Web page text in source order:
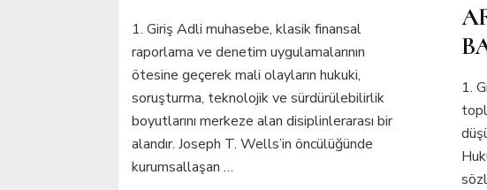
1. Giriş Adli muhasebe, klasik finansal
raporlama ve denetim uygulamalarının
ötesine geçerek mali olayların hukuki,
soruşturma, teknolojik ve sürdürülebilirlik
boyutlarını merkeze alan disiplinlerarası bir
alandır. Joseph T. Wells’in öncülüğünde
kurumsallaşan …
1.